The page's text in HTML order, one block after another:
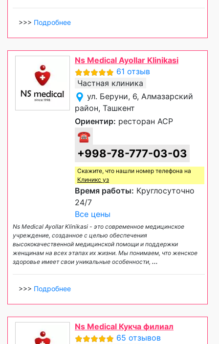
>>> Подробнее
Ns Medical Ayollar Klinikasi
61 отзыв
Частная клиника
ул. Беруни, 6, Алмазарский
район, Ташкент
Ориентир: ресторан АСР
☎
+998-78-777-03-03
Скажите, что нашли номер телефона на
Клиникс уз
Время работы: Круглосуточно
24/7
Все цены
Ns Medical Ayollar Klinikasi - это современное медицинское
учреждение, созданное с целью обеспечения
высококачественной медицинской помощи и поддержки
женщинам на всех этапах их жизни. Мы понимаем, что женское
здоровье имеет свои уникальные особенности, ...
>>> Подробнее
Ns Medical Кукча филиал
65 отзывов